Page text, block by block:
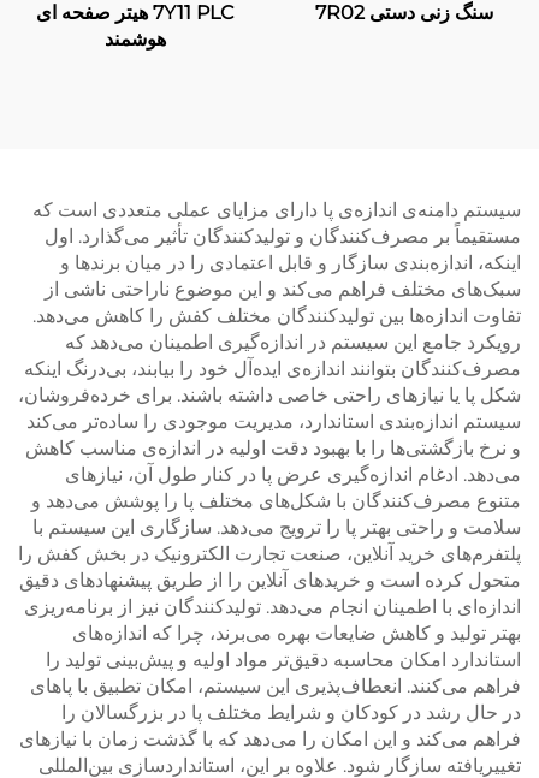
سنگ زنی دستی 7R02
7Y11 PLC هیتر صفحه ای
هوشمند
سیستم دامنه‌ی اندازه‌ی پا دارای مزایای عملی متعددی است که
مستقیماً بر مصرف‌کنندگان و تولیدکنندگان تأثیر می‌گذارد. اول
اینکه، اندازه‌بندی سازگار و قابل اعتمادی را در میان برندها و
سبک‌های مختلف فراهم می‌کند و این موضوع ناراحتی ناشی از
تفاوت اندازه‌ها بین تولیدکنندگان مختلف کفش را کاهش می‌دهد.
رویکرد جامع این سیستم در اندازه‌گیری اطمینان می‌دهد که
مصرف‌کنندگان بتوانند اندازه‌ی ایده‌آل خود را بیابند، بی‌درنگ اینکه
شکل پا یا نیازهای راحتی خاصی داشته باشند. برای خرده‌فروشان،
سیستم اندازه‌بندی استاندارد، مدیریت موجودی را ساده‌تر می‌کند
و نرخ بازگشتی‌ها را با بهبود دقت اولیه در اندازه‌ی مناسب کاهش
می‌دهد. ادغام اندازه‌گیری عرض پا در کنار طول آن، نیازهای
متنوع مصرف‌کنندگان با شکل‌های مختلف پا را پوشش می‌دهد و
سلامت و راحتی بهتر پا را ترویج می‌دهد. سازگاری این سیستم با
پلتفرم‌های خرید آنلاین، صنعت تجارت الکترونیک در بخش کفش را
متحول کرده است و خریدهای آنلاین را از طریق پیشنهادهای دقیق
اندازه‌ای با اطمینان انجام می‌دهد. تولیدکنندگان نیز از برنامه‌ریزی
بهتر تولید و کاهش ضایعات بهره می‌برند، چرا که اندازه‌های
استاندارد امکان محاسبه دقیق‌تر مواد اولیه و پیش‌بینی تولید را
فراهم می‌کنند. انعطاف‌پذیری این سیستم، امکان تطبیق با پاهای
در حال رشد در کودکان و شرایط مختلف پا در بزرگسالان را
فراهم می‌کند و این امکان را می‌دهد که با گذشت زمان با نیازهای
تغییریافته سازگار شود. علاوه بر این، استانداردسازی بین‌المللی